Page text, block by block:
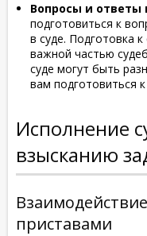
Вопросы и ответы
подготовиться к
в суде. Подготовка
важной частью
суде могут быть
вам подготовиться
Исполнение
взысканию
приставами